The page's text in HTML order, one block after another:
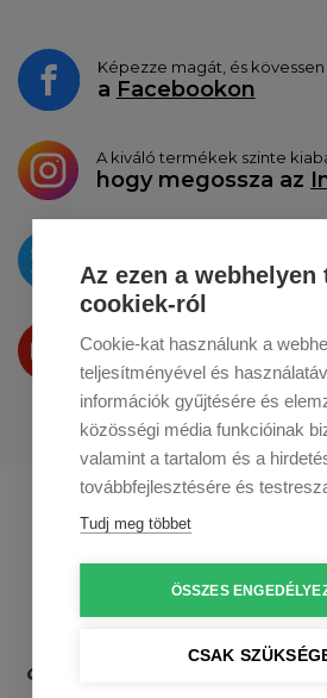
Az ezen a webhelyen
cookiek-ról
Cookie-kat használunk a
teljesítményével és
információk gyűjtésére és
közösségi média funkcióinak
valamint a tartalom és a
továbbfejlesztésére és
Tudj meg többet
ÖSSZES
CSAK
Képezze magát, és
a Facebookon
A kiváló termékek szinte
hogy megossza az
a Twitterentesszük
Termékeinket
a Youtube-on is
Profikuchar.sk